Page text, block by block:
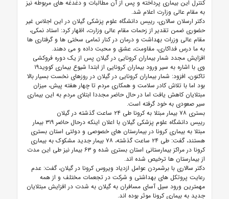
کنترل این بیماری پرداخته و پس از آن مطالبات و دغدغه های مربوطه نیز
به مقام عالی وزارت اعلام شد.
دکتر ارسلان سالاری، رییس دانشگاه علوم پزشکی گیلان در این اجلاس غیر
حضوری ضمن تقدیر از زحمات مقام عالی وزارت، اظهار کرد: استاد نمکی،
مقام عالی وزرات بهداشت و درمان در کنار تمامی سختی ها و گرفتاری ها
به ما درس فداکاری، مقاومت، عشق و محبت داده و می دهند.
افزایش مجدد شمار بیماران کرونایی در گیلان پس از یک دوره فروکشی
وی با اشاره به سیر ورود بیماران کرونایی از ابتدا شیوع بیماری کووید۱۹
تاکنون، افزود: شمار بیماران کرونایی در گیلان در روزهای نخست بسیار بالا
بود اما با تلاش کادر سلامت و همکاری مردم تا چهار هفته پیش، میزان
مبتلایان کاهش یافت اما در حال حاضر مجددا ابتلای مردم به این بیماری
سیر صعودی به خود گرفته است.
بستری ۷۸ بیمار مبتلا به کرونا طی ۲۴ ساعت گذشته در گیلان
رییس دانشگاه علوم پزشکی گیلان با اعلان اینکه درحال حاضر ۳۱۹ بیمار
مبتلا به بیماری کرونا در بیمارستان های خصوصی و دولتی استان بستری
هستند، گفت: طی ۲۴ ساعت گذشته، ۷۸ بیمار جدید مشکوک به بیماری
کرونا در مراکز بیمارستانی استان بستری شده و ۶۳ بیمار نیز طی این مدت
از بیمارستان ها ترخیص شده اند.
دکتر سالاری با برشمردن عوامل ازدیاد ویروس کرونا در گیلان، گفت: عدم
رعایت پروتکل های بهداشتی و شرکت در تجعمات مختلف و از همه
مهمترین ورود سیل آسای مسافران به گیلان به شدت در افزایش مبتلایان
جدید به بیماری کرونا موثر بوده اند.